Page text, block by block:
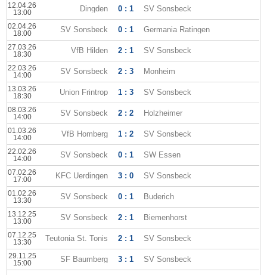
12.04.26
13:00
Dingden 0 : 1 SV Sonsbeck
02.04.26
18:00
SV Sonsbeck 0 : 1 Germania Ratingen
27.03.26
18:30
VfB Hilden 2 : 1 SV Sonsbeck
22.03.26
14:00
SV Sonsbeck 2 : 3 Monheim
13.03.26
18:30
Union Frintrop 1 : 3 SV Sonsbeck
08.03.26
14:00
SV Sonsbeck 2 : 2 Holzheimer
01.03.26
14:00
VfB Homberg 1 : 2 SV Sonsbeck
22.02.26
14:00
SV Sonsbeck 0 : 1 SW Essen
07.02.26
17:00
KFC Uerdingen 3 : 0 SV Sonsbeck
01.02.26
13:30
SV Sonsbeck 0 : 1 Buderich
13.12.25
13:00
SV Sonsbeck 2 : 1 Biemenhorst
07.12.25
13:30
Teutonia St. Tonis 2 : 1 SV Sonsbeck
29.11.25
15:00
SF Baumberg 3 : 1 SV Sonsbeck